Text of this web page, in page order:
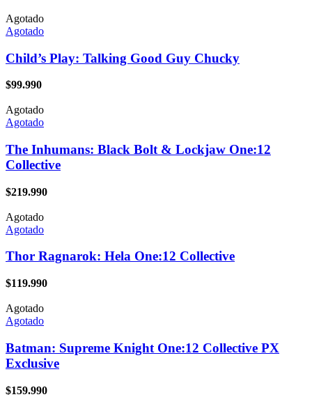
Agotado
Agotado
Child’s Play: Talking Good Guy Chucky
$99.990
Agotado
Agotado
The Inhumans: Black Bolt & Lockjaw One:12
Collective
$219.990
Agotado
Agotado
Thor Ragnarok: Hela One:12 Collective
$119.990
Agotado
Agotado
Batman: Supreme Knight One:12 Collective PX
Exclusive
$159.990